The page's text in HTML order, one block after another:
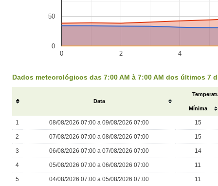
0 2 4
0
50
Dados meteorológicos das 7:00 AM à 7:00 AM dos últimos 7
# Data
Mínima
1 08/08/2026 07:00 a 09/08/2026 07:00 15
2 07/08/2026 07:00 a 08/08/2026 07:00 15
3 06/08/2026 07:00 a 07/08/2026 07:00 14
4 05/08/2026 07:00 a 06/08/2026 07:00 11
5 04/08/2026 07:00 a 05/08/2026 07:00 11